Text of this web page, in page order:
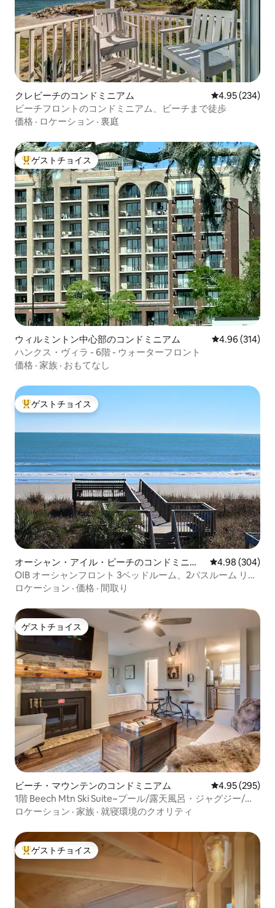
クレビーチのコンドミニアム レビュー234
4.95 (234)
ビーチフロントのコンドミニアム、ビーチまで徒歩
価格 · ロケーション · 裏庭
大好評のゲストチョイスです。
ゲストチョイス
ウィルミントン中心部のコンドミニアム レビュー314
4.96 (314)
ハンクス・ヴィラ - 6階 - ウォーターフロント
価格 · 家族 · おもてなし
大好評のゲストチョイスです。
ゲストチョイス
オーシャン・アイル・ビーチのコンドミニア
ム
レビュー304
4.98 (304)
OIB オーシャンフロント 3ベッドルーム、2バスルーム リネ
ン付き！
ロケーション · 価格 · 間取り
ゲストチョイス
ゲストチョイス
ビーチ・マウンテンのコンドミニアム レビュー295
4.95 (295)
1階 Beech Mtn Ski Suite~プール/露天風呂・ジャグジー/サ
ウナ
ロケーション · 家族 · 就寝環境のクオリティ
大好評のゲストチョイスです。
ゲストチョイス